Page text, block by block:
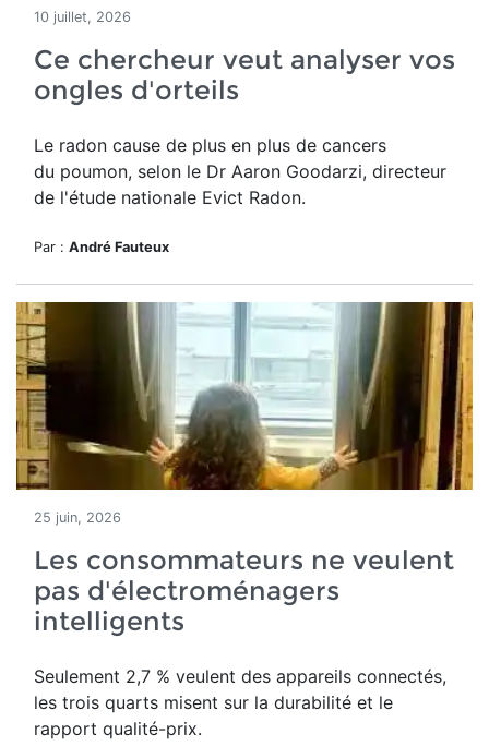
10 juillet, 2026
Ce chercheur veut analyser vos
ongles d'orteils
Le radon cause de plus en plus de cancers
du poumon, selon le Dr Aaron Goodarzi, directeur
de l'étude nationale Evict Radon.
Par : André Fauteux
25 juin, 2026
Les consommateurs ne veulent
pas d'électroménagers
intelligents
Seulement 2,7 % veulent des appareils connectés,
les trois quarts misent sur la durabilité et le
rapport qualité-prix.